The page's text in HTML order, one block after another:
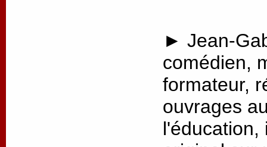
► Jean-
comédien,
formateur,
ouvrages
l'éducation,